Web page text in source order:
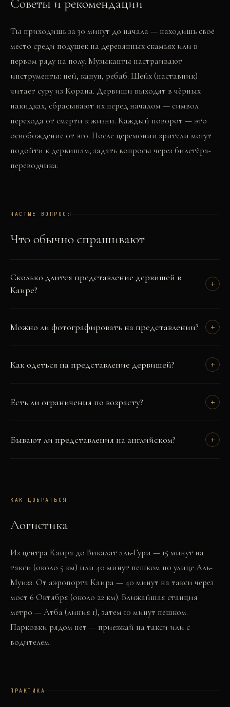
Советы и рекомендации
Ты приходишь за 30 минут до начала — находишь своё
место среди подушек на деревянных скамьях или в
первом ряду на полу. Музыканты настраивают
инструменты: ней, канун, ребаб. Шейх (наставник)
читает суру из Корана. Дервиши выходят в чёрных
накидках, сбрасывают их перед началом — символ
перехода от смерти к жизни. Каждый поворот — это
освобождение от эго. После церемонии зрители могут
подойти к дервишам, задать вопросы через билетёра-
переводчика.
ЧАСТЫЕ ВОПРОСЫ
Что обычно спрашивают
Сколько длится представление дервишей в
Каире?
+
Можно ли фотографировать на представлении? +
Как одеться на представление дервишей? +
Есть ли ограничения по возрасту? +
Бывают ли представления на английском? +
КАК ДОБРАТЬСЯ
Логистика
Из центра Каира до Викалат аль-Гури — 15 минут на
такси (около 5 км) или 40 минут пешком по улице Аль-
Муизз. От аэропорта Каира — 40 минут на такси через
мост 6 Октября (около 22 км). Ближайшая станция
метро — Атба (линия 1), затем 10 минут пешком.
Парковки рядом нет — приезжай на такси или с
водителем.
ПРАКТИКА